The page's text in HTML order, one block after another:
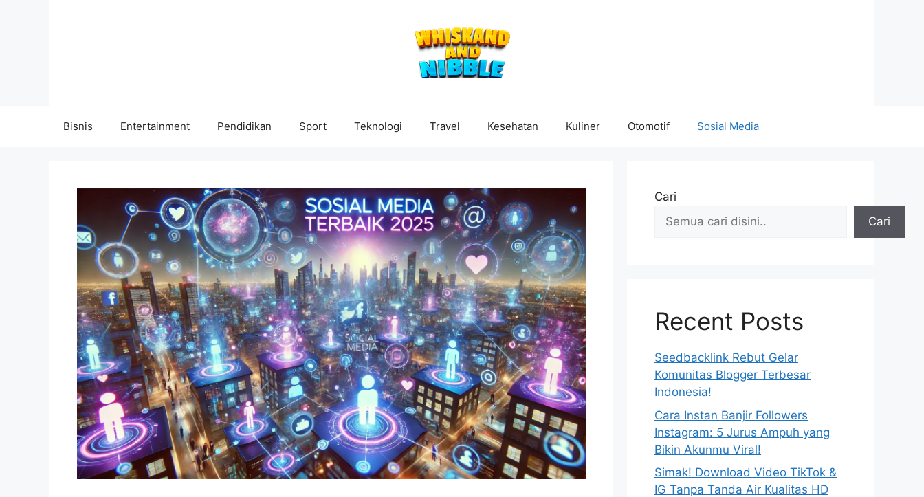
Bisnis Entertainment Pendidikan Sport Teknologi Travel Kesehatan Kuliner Otomotif Sosial Media
Cari
Cari
Recent Posts
Seedbacklink Rebut Gelar
Komunitas Blogger Terbesar
Indonesia!
Cara Instan Banjir Followers
Instagram: 5 Jurus Ampuh yang
Bikin Akunmu Viral!
Simak! Download Video TikTok &
IG Tanpa Tanda Air Kualitas HD